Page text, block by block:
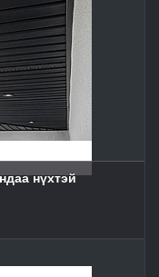
нүхтэй